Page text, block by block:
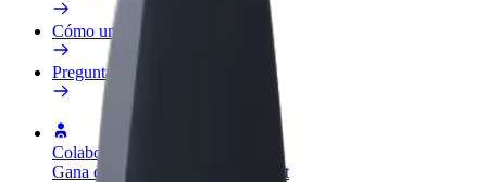
Cómo unirse
Preguntas frecuentes
Colaborar como conductor
Gana dinero colaborando con Bolt